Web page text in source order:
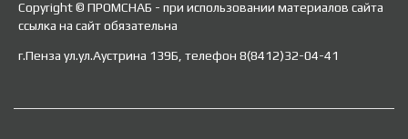
Copyright © ПРОМСНАБ - при использовании материалов сайта
ссылка на сайт обязательна
г.Пенза ул.ул.Аустрина 139Б, телефон 8(8412)32-04-41